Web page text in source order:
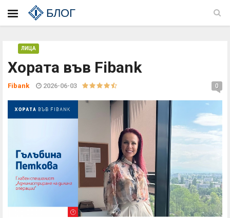
БЛОГ
Хората във Fibank
ЛИЦА
Fibank 2026-06-03 0